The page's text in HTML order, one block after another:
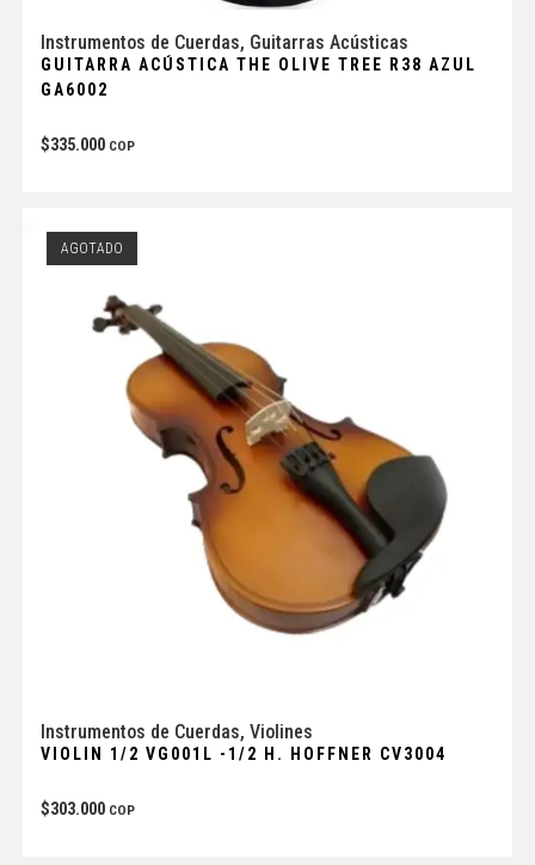
Instrumentos de Cuerdas, Guitarras Acústicas
GUITARRA ACÚSTICA THE OLIVE TREE R38 AZUL
GA6002
$335.000 COP
AGOTADO
Instrumentos de Cuerdas, Violines
VIOLIN 1/2 VG001L -1/2 H. HOFFNER CV3004
$303.000 COP